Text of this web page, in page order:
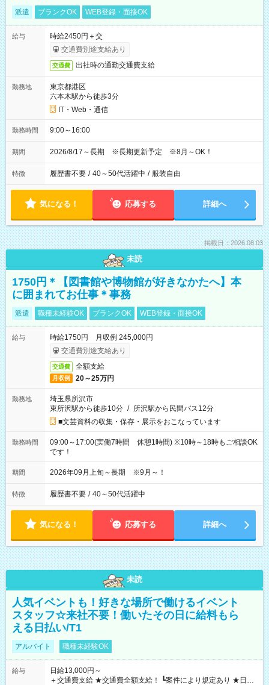
派遣 ブランクOK WEB登録・面接OK
給与
時給2450円＋交
交通費別途支給あり
交通費 出社時の通勤交通費支給
勤務地
東京都港区
六本木駅から徒歩3分
IT・Web・通信
勤務時間 9:00～16:00
期間 2026/8/17～長期 ※長期更新予定 ※8月～OK！
特徴 履歴書不要 / 40～50代活躍中 / 服装自由
気になる！ 応募する 詳細へ
掲載日：2026.08.03
未読
1750円＊【図書館や博物館が好きなかたへ】本
に囲まれてお仕事＊事務
派遣 職種未経験OK ブランクOK WEB登録・面接OK
給与
時給1750円 月収例 245,000円
交通費別途支給あり
交通費 全額支給
月収例 20～25万円
勤務地
埼玉県所沢市
東所沢駅から徒歩10分 / 所沢駅から民間バス12分
■文芸資料の収集・保存・展示をおこなっています
勤務時間
09:00～17:00(実働7時間 休憩1時間) ※10時～18時もご相談OK
です！
期間 2026年09月上旬～長期 ※9月～！
特徴 履歴書不要 / 40～50代活躍中
気になる！ 応募する 詳細へ
未読
人気イベントも！好きな場所で働けるイベント
スタッフ☆来社不要！働いたその日に給料もら
える日払い/T1
アルバイト 職種未経験OK
給与
日給13,000円～
＋交通費支給 ★交通費全額支給！ ┗案件により規定あり ★日払